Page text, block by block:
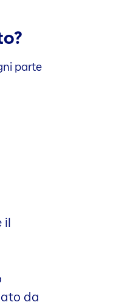
parte
il
da